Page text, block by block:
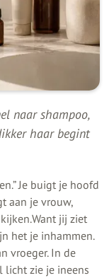
naar shampoo,
haar begint
Je buigt je hoofd
aan je vrouw,
jij ziet
het je inhammen.
vroeger. In de
licht zie je ineens